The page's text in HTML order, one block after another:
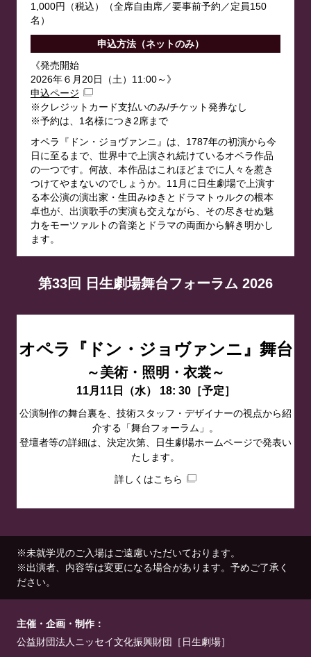
1,000円（税込）（全席自由席／要事前予約／定員150
名）
申込方法（ネットのみ）
《発売開始
2026年６月20日（土）11:00～》
申込ページ
※クレジットカード支払いのみ/チケット発券なし
※予約は、1名様につき2席まで
オペラ『ドン・ジョヴァンニ』は、1787年の初演から今
日に至るまで、世界中で上演され続けているオペラ作品
の一つです。何故、本作品はこれほどまでに人々を惹き
つけてやまないのでしょうか。11月に日生劇場で上演す
る本公演の演出家・生田みゆきとドラマトゥルクの根本
卓也が、出演歌手の実演も交えながら、その尽きせぬ魅
力をモーツァルトの音楽とドラマの両面から解き明かし
ます。
第33回 日生劇場舞台フォーラム 2026
オペラ『ドン・ジョヴァンニ』舞台
～美術・照明・衣裳～
11月11日（水） 18: 30［予定］
公演制作の舞台裏を、技術スタッフ・デザイナーの視点から紹
介する「舞台フォーラム」。
登壇者等の詳細は、決定次第、日生劇場ホームページで発表い
たします。
詳しくはこちら
※未就学児のご入場はご遠慮いただいております。
※出演者、内容等は変更になる場合があります。予めご了承く
ださい。
主催・企画・制作：
公益財団法人ニッセイ文化振興財団［日生劇場］